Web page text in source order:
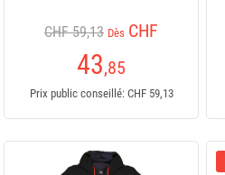
CHF 59,13 Dès CHF
43,85
Prix public conseillé: CHF 59,13